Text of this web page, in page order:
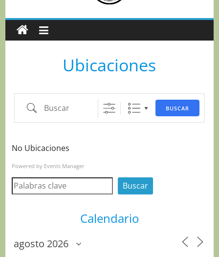
Ubicaciones
Buscar BUSCAR
No Ubicaciones
Powered by Events Manager
Buscar Buscar
Calendario